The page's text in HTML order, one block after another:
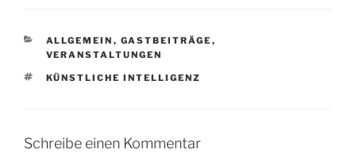
CATEGORIES
ALLGEMEIN , GASTBEITRÄGE ,
VERANSTALTUNGEN
TAGS
KÜNSTLICHE INTELLIGENZ
Schreibe einen Kommentar